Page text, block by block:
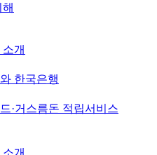
개
한국은행
·거스름돈 적립서비스
개